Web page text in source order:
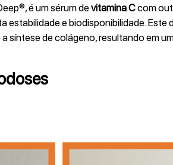
é um sérum devitamina Ccom
estabilidade e biodisponibilidade.
de colágeno, resultando em